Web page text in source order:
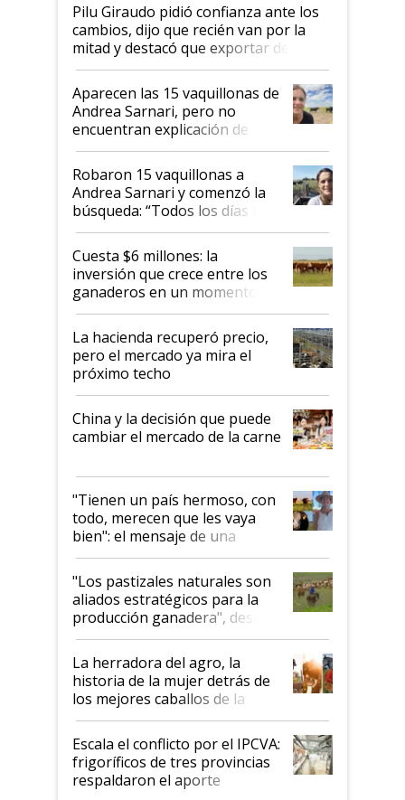
Pilu Giraudo pidió confianza ante los
cambios, dijo que recién van por la
mitad y destacó que exportar dejó de
ser "para unos pocos": "Tenemos un
mandato muy claro del gobierno
nacional"
Aparecen las 15 vaquillonas de
Andrea Sarnari, pero no
encuentran explicación de
cómo llegaron allí
Robaron 15 vaquillonas a
Andrea Sarnari y comenzó la
búsqueda: “Todos los días le
toca a algún productor”
Cuesta $6 millones: la
inversión que crece entre los
ganaderos en un momento
histórico para la actividad
La hacienda recuperó precio,
pero el mercado ya mira el
próximo techo
China y la decisión que puede
cambiar el mercado de la carne
"Tienen un país hermoso, con
todo, merecen que les vaya
bien": el mensaje de una
ganadera uruguaya sobre las
oportunidades que se abren
para el agro en Argentina, con
foco en la carne
"Los pastizales naturales son
aliados estratégicos para la
producción ganadera", destaca
la iniciativa que ya reúne a 46
establecimientos en Argentina
La herradora del agro, la
historia de la mujer detrás de
los mejores caballos de la
Argentina y los mitos que
todavía hacen sufrir a estos
animales: "Mientras me
descalificaban, yo seguí
haciendo currículum"
Escala el conflicto por el IPCVA:
frigoríficos de tres provincias
respaldaron el aporte